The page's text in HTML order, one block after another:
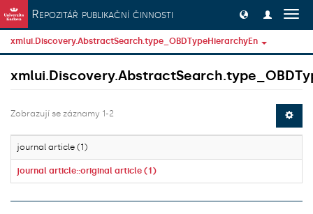
Přeskočit na obsah
Repozitář publikační činnosti
xmlui.Discovery.AbstractSearch.type_OBDTypeHierarchyEn
Zobrazují se záznamy 1-2
journal article (1)
journal article::original article (1)